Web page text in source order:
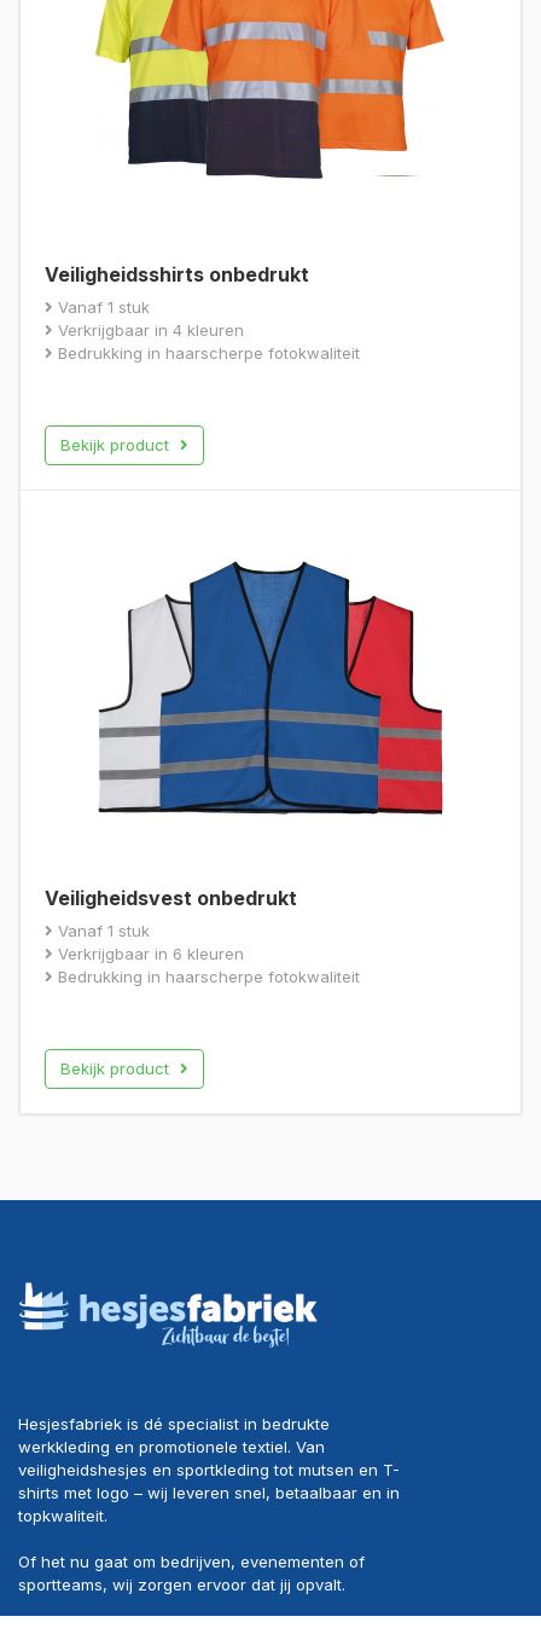
Veiligheidsshirts onbedrukt
Vanaf 1 stuk
Verkrijgbaar in 4 kleuren
Bedrukking in haarscherpe fotokwaliteit
Bekijk product
Veiligheidsvest onbedrukt
Vanaf 1 stuk
Verkrijgbaar in 6 kleuren
Bedrukking in haarscherpe fotokwaliteit
Bekijk product
Hesjesfabriek is dé specialist in bedrukte
werkkleding en promotionele textiel. Van
veiligheidshesjes en sportkleding tot mutsen en T-
shirts met logo – wij leveren snel, betaalbaar en in
topkwaliteit.
Of het nu gaat om bedrijven, evenementen of
sportteams, wij zorgen ervoor dat jij opvalt.